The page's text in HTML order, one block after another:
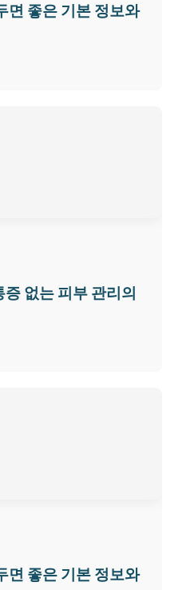
면 좋은 기본 정보와
없는 피부 관리의
면 좋은 기본 정보와